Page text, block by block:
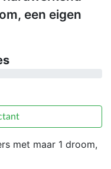
een eigen
met maar 1 droom,